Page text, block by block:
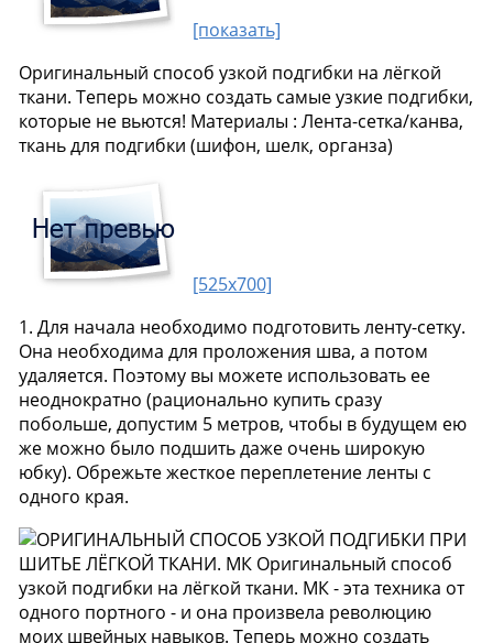
[показать]
Оригинальный способ узкой подгибки на лёгкой
ткани. Теперь можно создать самые узкие подгибки,
которые не вьются! Материалы : Лента-сетка/канва,
ткань для подгибки (шифон, шелк, органза)
[525x700]
1. Для начала необходимо подготовить ленту-сетку.
Она необходима для проложения шва, а потом
удаляется. Поэтому вы можете использовать ее
неоднократно (рационально купить сразу
побольше, допустим 5 метров, чтобы в будущем ею
же можно было подшить даже очень широкую
юбку). Обрежьте жесткое переплетение ленты с
одного края.